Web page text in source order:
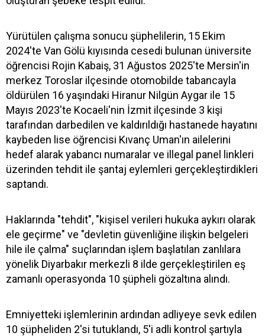
Yürütülen çalışma sonucu şüphelilerin, 15 Ekim
2024'te Van Gölü kıyısında cesedi bulunan üniversite
öğrencisi Rojin Kabaiş, 31 Ağustos 2025'te Mersin'in
merkez Toroslar ilçesinde otomobilde tabancayla
öldürülen 16 yaşındaki Hiranur Nilgün Aygar ile 15
Mayıs 2023'te Kocaeli'nin İzmit ilçesinde 3 kişi
tarafından darbedilen ve kaldırıldığı hastanede hayatını
kaybeden lise öğrencisi Kıvanç Uman'ın ailelerini
hedef alarak yabancı numaralar ve illegal panel linkleri
üzerinden tehdit ile şantaj eylemleri gerçekleştirdikleri
saptandı.
Haklarında "tehdit", "kişisel verileri hukuka aykırı olarak
ele geçirme" ve "devletin güvenliğine ilişkin belgeleri
hile ile çalma" suçlarından işlem başlatılan zanlılara
yönelik Diyarbakır merkezli 8 ilde gerçekleştirilen eş
zamanlı operasyonda 10 şüpheli gözaltına alındı.
Emniyetteki işlemlerinin ardından adliyeye sevk edilen
10 şüpheliden 2'si tutuklandı, 5'i adli kontrol şartıyla